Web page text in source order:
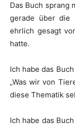
Das Buch sprang
gerade über die
ehrlich gesagt
hatte.
Ich habe das
„Was wir von
diese Thematik
Ich habe das